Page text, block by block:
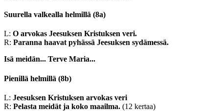
Suurella valkealla helmillä (8a)
L: O arvokas Jeesuksen Kristuksen veri.
R: Paranna haavat pyhässä Jeesuksen sydämessä.
Isä meidän... Terve Maria...
Pienillä helmillä (8b)
L: Jeesuksen Kristuksen arvokas veri
R: Pelasta meidät ja koko maailma. (12 kertaa)